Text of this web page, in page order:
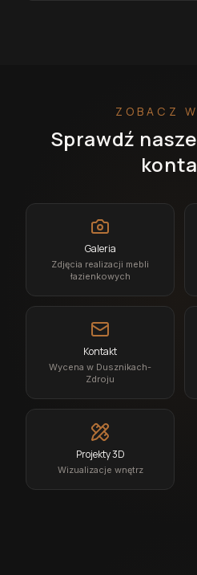
ZOBACZ
Sprawdź
Galeria
Zdjęcia realizacji mebli
łazienkowych
Kontakt
Wycena w Dusznikach-
Zdroju
Projekty 3D
Wizualizacje wnętrz